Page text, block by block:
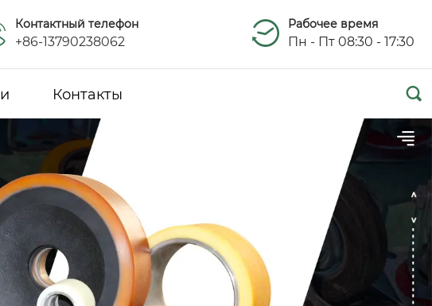
Контактный телефон
+86-13790238062
Рабочее время
Пн - Пт 08:30 - 17:30
Контакты 